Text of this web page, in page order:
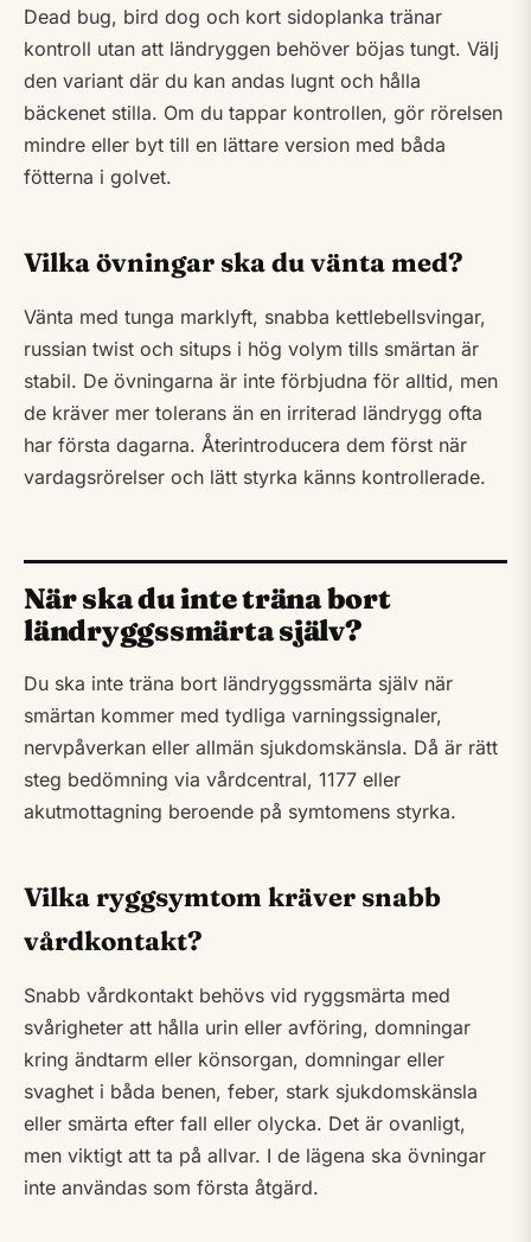
Dead bug, bird dog och kort sidoplanka tränar
kontroll utan att ländryggen behöver böjas tungt. Välj
den variant där du kan andas lugnt och hålla
bäckenet stilla. Om du tappar kontrollen, gör rörelsen
mindre eller byt till en lättare version med båda
fötterna i golvet.
Vilka övningar ska du vänta med?
Vänta med tunga marklyft, snabba kettlebellsvingar,
russian twist och situps i hög volym tills smärtan är
stabil. De övningarna är inte förbjudna för alltid, men
de kräver mer tolerans än en irriterad ländrygg ofta
har första dagarna. Återintroducera dem först när
vardagsrörelser och lätt styrka känns kontrollerade.
När ska du inte träna bort
ländryggssmärta själv?
Du ska inte träna bort ländryggssmärta själv när
smärtan kommer med tydliga varningssignaler,
nervpåverkan eller allmän sjukdomskänsla. Då är rätt
steg bedömning via vårdcentral, 1177 eller
akutmottagning beroende på symtomens styrka.
Vilka ryggsymtom kräver snabb
vårdkontakt?
Snabb vårdkontakt behövs vid ryggsmärta med
svårigheter att hålla urin eller avföring, domningar
kring ändtarm eller könsorgan, domningar eller
svaghet i båda benen, feber, stark sjukdomskänsla
eller smärta efter fall eller olycka. Det är ovanligt,
men viktigt att ta på allvar. I de lägena ska övningar
inte användas som första åtgärd.